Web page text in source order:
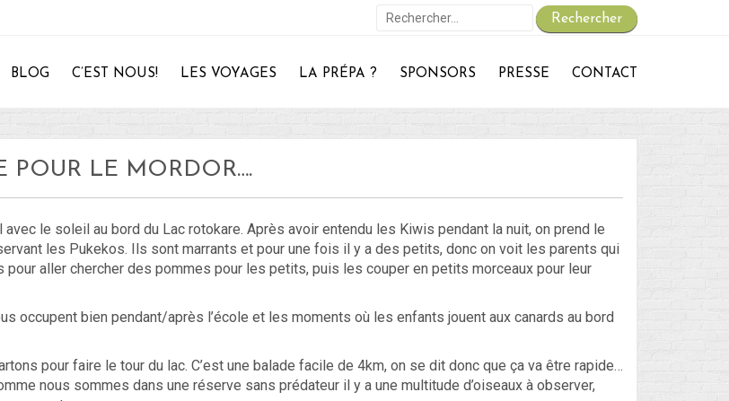
Rechercher :
On repart :
28 – du 18 juin au 22 juin : Bye-Bye Bali… Hello Hong-Kong !
Non classé
Connexion
BLOG C’EST NOUS! LES VOYAGES LA PRÉPA ? SPONSORS PRESSE CONTACT
POUR LE MORDOR….
avec le soleil au bord du Lac rotokare. Après avoir entendu les Kiwis pendant la nuit, on prend le
les Pukekos. Ils sont marrants et pour une fois il y a des petits, donc on voit les parents qui
aller chercher des pommes pour les petits, puis les couper en petits morceaux pour leur
occupent bien pendant/après l’école et les moments où les enfants jouent aux canards au bord
pour faire le tour du lac. C’est une balade facile de 4km, on se dit donc que ça va être rapide…
nous sommes dans une réserve sans prédateur il y a une multitude d’oiseaux à observer,